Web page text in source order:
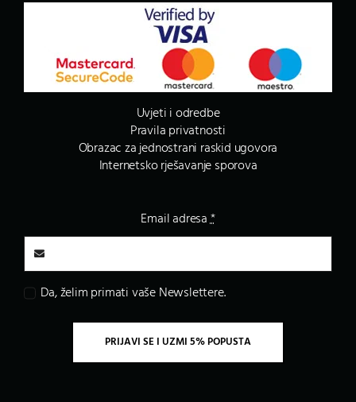
Uvjeti i odredbe
Pravila privatnosti
Obrazac za jednostrani raskid ugovora
Internetsko rješavanje sporova
Email adresa*
Da, želim primati vaše Newslettere.
PRIJAVI SE I UZMI 5% POPUSTA